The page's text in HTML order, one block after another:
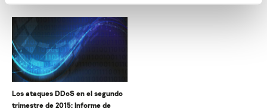
Los ataques DDoS en el segundo
trimestre de 2015: Informe de